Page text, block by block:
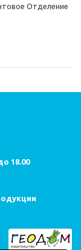
Отделение
18.00